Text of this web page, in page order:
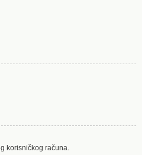
korisničkog računa.